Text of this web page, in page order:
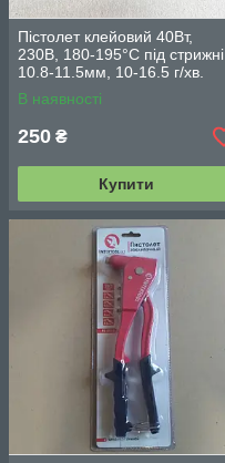
Пістолет клейовий 40Вт,
230В, 180-195°C під стрижні
10.8-11.5мм, 10-16.5 г/хв.
INTERTOOL RT-1102
В наявності
250 ₴
Купити